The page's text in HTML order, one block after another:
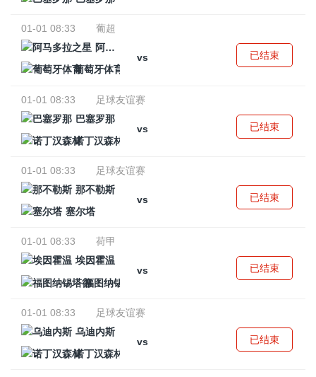
01-01 08:33
葡超
阿马多拉之星
vs
葡萄牙体育
已结束
01-01 08:33
足球友谊赛
巴塞罗那
vs
诺丁汉森林
已结束
01-01 08:33
足球友谊赛
那不勒斯
vs
塞尔塔
已结束
01-01 08:33
荷甲
埃因霍温
vs
福图纳锡塔德
已结束
01-01 08:33
足球友谊赛
乌迪内斯
vs
诺丁汉森林
已结束